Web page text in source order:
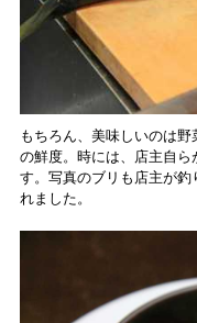
もちろん、美味しいのは
の鮮度。時には、店主自ら
す。写真のブリも店主が釣
れました。